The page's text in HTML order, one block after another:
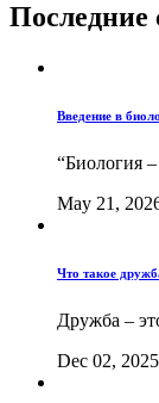
Последние
Введение в
“Биология
May 21,
Что такое
Дружба –
Dec 02, 2025